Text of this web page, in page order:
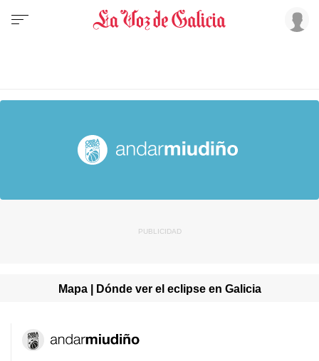
Mapa | Dónde ver el eclipse en Galicia